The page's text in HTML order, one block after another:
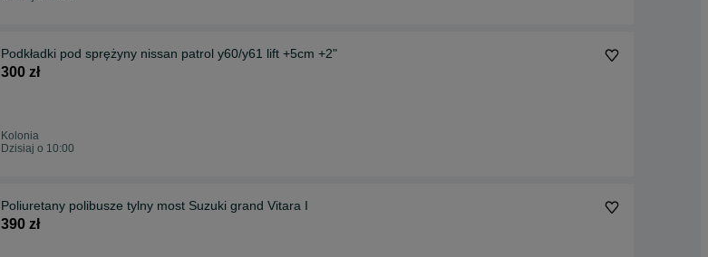
Podkładki pod sprężyny nissan patrol y60/y61 lift +5cm +2"
300 zł
Kolonia
Dzisiaj o 10:00
Poliuretany polibusze tylny most Suzuki grand Vitara I
390 zł